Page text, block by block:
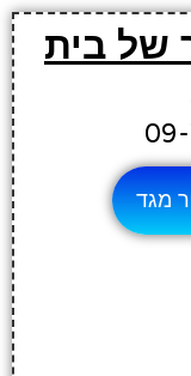
של בית
מגד